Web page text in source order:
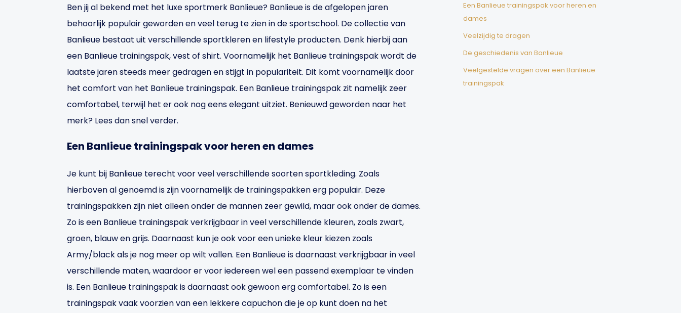
Ben jij al bekend met het luxe sportmerk Banlieue? Banlieue is de afgelopen jaren
behoorlijk populair geworden en veel terug te zien in de sportschool. De collectie van
Banlieue bestaat uit verschillende sportkleren en lifestyle producten. Denk hierbij aan
een Banlieue trainingspak, vest of shirt. Voornamelijk het Banlieue trainingspak wordt de
laatste jaren steeds meer gedragen en stijgt in populariteit. Dit komt voornamelijk door
het comfort van het Banlieue trainingspak. Een Banlieue trainingspak zit namelijk zeer
comfortabel, terwijl het er ook nog eens elegant uitziet. Benieuwd geworden naar het
merk? Lees dan snel verder.
Een Banlieue trainingspak voor heren en dames
Je kunt bij Banlieue terecht voor veel verschillende soorten sportkleding. Zoals
hierboven al genoemd is zijn voornamelijk de trainingspakken erg populair. Deze
trainingspakken zijn niet alleen onder de mannen zeer gewild, maar ook onder de dames.
Zo is een Banlieue trainingspak verkrijgbaar in veel verschillende kleuren, zoals zwart,
groen, blauw en grijs. Daarnaast kun je ook voor een unieke kleur kiezen zoals
Army/black als je nog meer op wilt vallen. Een Banlieue is daarnaast verkrijgbaar in veel
verschillende maten, waardoor er voor iedereen wel een passend exemplaar te vinden
is. Een Banlieue trainingspak is daarnaast ook gewoon erg comfortabel. Zo is een
trainingspak vaak voorzien van een lekkere capuchon die je op kunt doen na het
Een Banlieue trainingspak voor heren en
dames
Veelzijdig te dragen
De geschiedenis van Banlieue
Veelgestelde vragen over een Banlieue
trainingspak